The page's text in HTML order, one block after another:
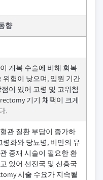
향
개복 수술에 비해 회복
위험이 낮으며, 입원 기간
이 있어 고령 및 고위험
기기 채택이 크게
.
관 질환 부담이 증가하
령화와 당뇨병, 비만의 유
중재 시술이 필요한 환
있어 선진국 및 신흥국
시술 수요가 지속될